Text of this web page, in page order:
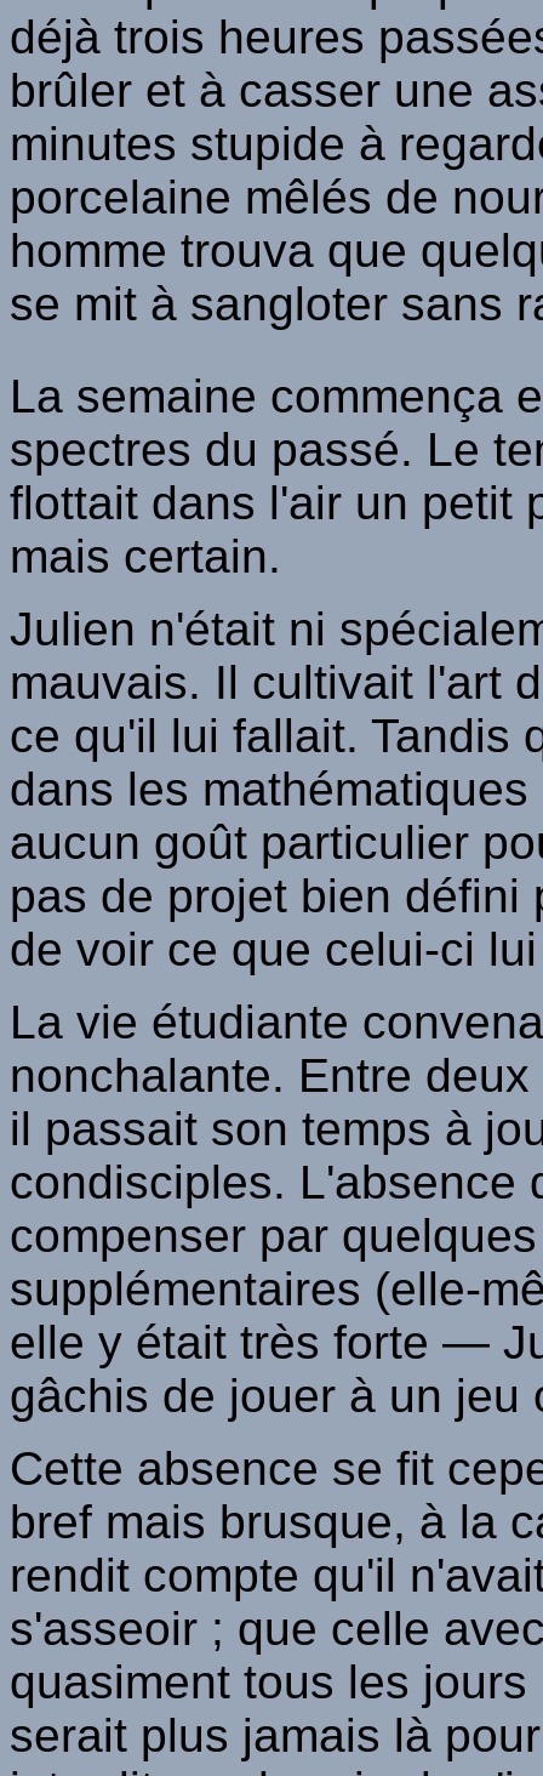
déjà trois heures
brûler et à casser une
minutes stupide à
porcelaine mêlés de
homme trouva que
se mit à sangloter sans
La semaine commença
spectres du passé. Le
flottait dans l'air un petit
mais certain.
Julien n'était ni
mauvais. Il cultivait l'art
ce qu'il lui fallait. Tandis
dans les
aucun goût particulier
pas de projet bien défini
de voir ce que celui-ci
La vie étudiante
nonchalante. Entre
il passait son temps à
condisciples. L'absence
compenser par
supplémentaires (elle-
elle y était très forte —
gâchis de jouer à un jeu
Cette absence se fit
bref mais brusque, à la
rendit compte qu'il
s'asseoir ; que celle
quasiment tous les
serait plus jamais là